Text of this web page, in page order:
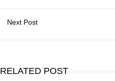
Next Post
RELATED POST